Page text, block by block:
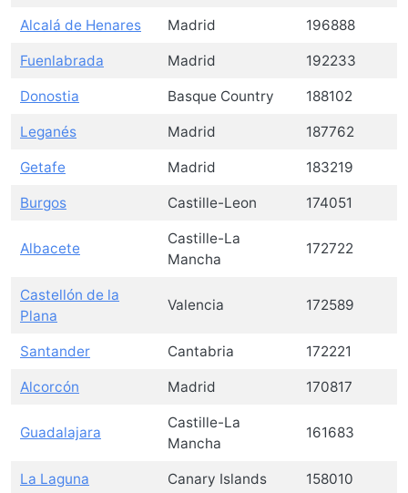
Alcalá de Henares Madrid 196888
Fuenlabrada Madrid 192233
Donostia Basque Country 188102
Leganés Madrid 187762
Getafe Madrid 183219
Burgos Castille-Leon 174051
Albacete
Castille-La
Mancha
172722
Castellón de la
Plana
Valencia 172589
Santander Cantabria 172221
Alcorcón Madrid 170817
Guadalajara
Castille-La
Mancha
161683
La Laguna Canary Islands 158010